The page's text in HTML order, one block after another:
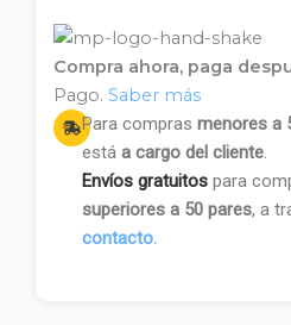
Compra ahora, paga
Pago. Saber más
Para compras menores a
está a cargo del cliente.
Envíos gratuitospara
superiores a 50 pares, a
contacto.